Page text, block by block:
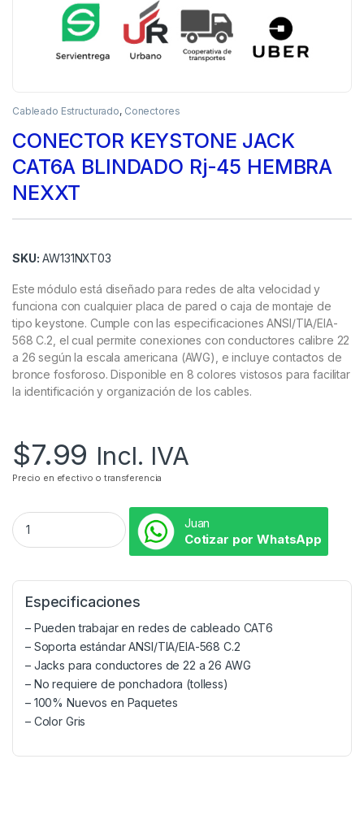
Cableado Estructurado, Conectores
CONECTOR KEYSTONE JACK
CAT6A BLINDADO Rj-45 HEMBRA
NEXXT
SKU: AW131NXT03
Este módulo está diseñado para redes de alta velocidad y
funciona con cualquier placa de pared o caja de montaje de
tipo keystone. Cumple con las especificaciones ANSI/TIA/EIA-
568 C.2, el cual permite conexiones con conductores calibre 22
a 26 según la escala americana (AWG), e incluye contactos de
bronce fosforoso. Disponible en 8 colores vistosos para facilitar
la identificación y organización de los cables.
$7.99 Incl. IVA
Precio en efectivo o transferencia
Juan
Cotizar por WhatsApp
Especificaciones
– Pueden trabajar en redes de cableado CAT6
– Soporta estándar ANSI/TIA/EIA-568 C.2
– Jacks para conductores de 22 a 26 AWG
– No requiere de ponchadora (tolless)
– 100% Nuevos en Paquetes
– Color Gris